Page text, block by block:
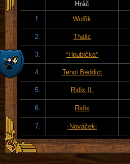
Hráč
1.
Wolfik
2. Thalic
3. *Houbička*
4. Tehol Beddict
5. Ridix II.
6. Ridix
7. -Nováček-